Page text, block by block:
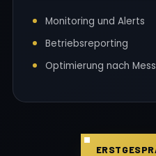
Monitoring und Alerts
Betriebsreporting
Optimierung nach